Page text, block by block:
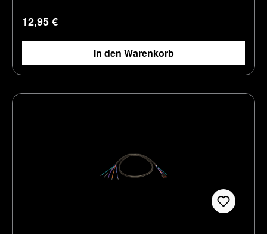
Regulärer Preis:
12,95 €
In den Warenkorb